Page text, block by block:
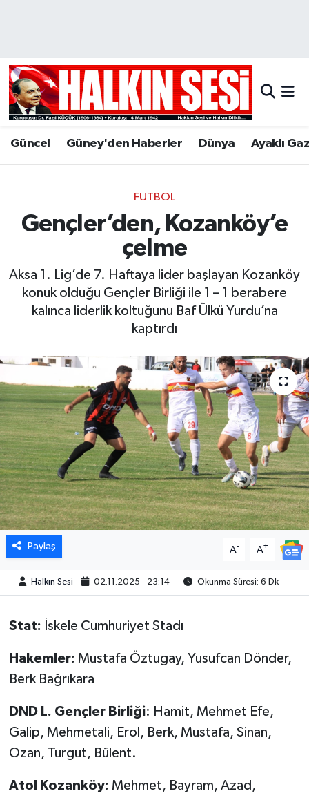
Güncel Güney'den Haberler Dünya Ayaklı
FUTBOL
Gençler’den, Kozanköy’e
çelme
Aksa 1. Lig’de 7. Haftaya lider başlayan Kozanköy
konuk olduğu Gençler Birliği ile 1 – 1 berabere
kalınca liderlik koltuğunu Baf Ülkü Yurdu’na
kaptırdı
Paylaş A- A+
Halkın Sesi 02.11.2025 - 23:14 Okunma Süresi: 6 Dk
Stat: İskele Cumhuriyet Stadı
Hakemler: Mustafa Öztugay, Yusufcan Dönder,
Berk Bağrıkara
DND L. Gençler Birliği: Hamit, Mehmet Efe,
Galip, Mehmetali, Erol, Berk, Mustafa, Sinan,
Ozan, Turgut, Bülent.
Atol Kozanköy: Mehmet, Bayram, Azad,
Hava Durumu
Trafik Durumu
Son Dakika Haberleri